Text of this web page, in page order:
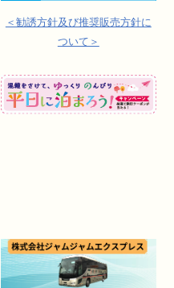
＜勧誘方針及び推奨販売方針に
ついて＞